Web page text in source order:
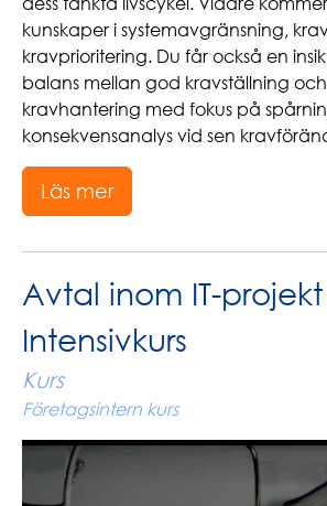
kunskaper i systemavgränsning,
kravprioritering. Du får också en
balans mellan god kravställning
kravhantering med fokus på
konsekvensanalys vid sen
Läs mer
Avtal inom IT-
Intensivkurs
Kurs
Företagsintern kurs